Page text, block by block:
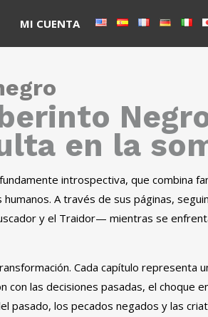
MI CUENTA
en la
introspectiva, que combina
A través de sus páginas,
y el Traidor— mientras se
Cada capítulo representa
las decisiones pasadas, el choque
pasado, los pecados negados y las